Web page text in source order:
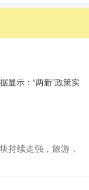
显示：“两新”政策实
持续走强，旅游，